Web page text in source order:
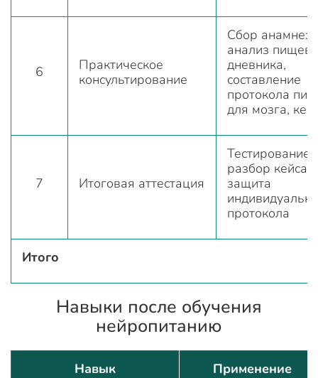
6
Практическое
консультирование
Сбор
анализ
дневника,
составление
протокола
для мозга,
7 Итоговая аттестация
Тестирование,
разбор кейса,
защита
протокола
Итого
Навыки после обучения
нейропитанию
Навык Применение